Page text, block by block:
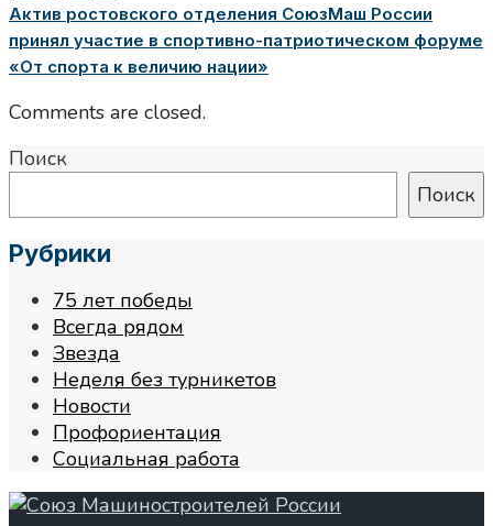
Актив ростовского отделения СоюзМаш России
принял участие в спортивно-патриотическом форуме
«От спорта к величию нации»
Comments are closed.
Поиск
Поиск
Рубрики
75 лет победы
Всегда рядом
Звезда
Неделя без турникетов
Новости
Профориентация
Социальная работа